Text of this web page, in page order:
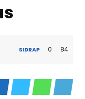
SIDRAP 0 84